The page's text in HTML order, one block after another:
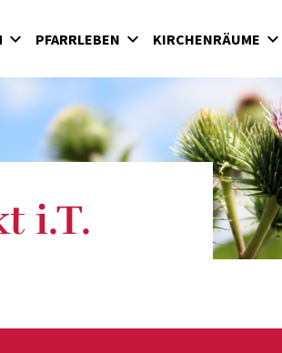
PFARRLEBEN
KIRCHENRÄUME
Filialkirche Allersdorf
Filialkirche Allersgraben
Filialkirche Mönchmeierhof
Filialkirche Podler
Filialkirche Rauhriegel
i.T.